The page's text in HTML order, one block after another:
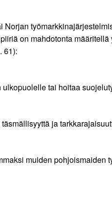
on mahdotonta
61):
tai hoitaa
ja
muiden pohjoismaiden